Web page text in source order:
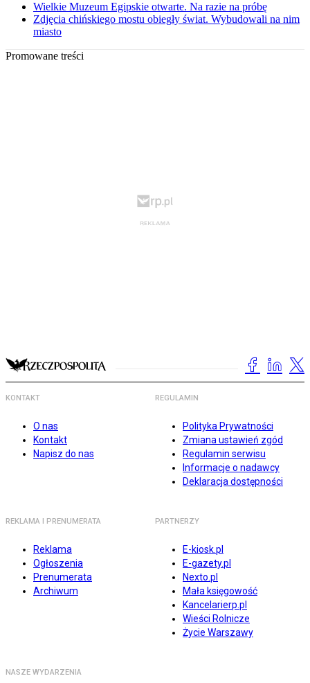
Wielkie Muzeum Egipskie otwarte. Na razie na próbę
Zdjęcia chińskiego mostu obiegły świat. Wybudowali na nim
miasto
Promowane treści
KONTAKT
O nas
Kontakt
Napisz do nas
REGULAMIN
Polityka Prywatności
Zmiana ustawień zgód
Regulamin serwisu
Informacje o nadawcy
Deklaracja dostępności
REKLAMA I PRENUMERATA
Reklama
Ogłoszenia
Prenumerata
Archiwum
PARTNERZY
E-kiosk.pl
E-gazety.pl
Nexto.pl
Mała księgowość
Kancelarierp.pl
Wieści Rolnicze
Życie Warszawy
NASZE WYDARZENIA